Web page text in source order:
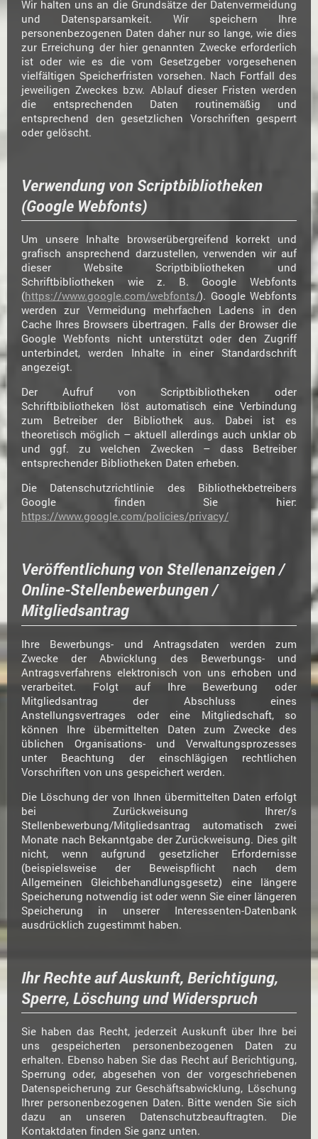
Wir halten uns an die Grundsätze der Datenvermeidung
und Datensparsamkeit. Wir speichern Ihre
personenbezogenen Daten daher nur so lange, wie dies
zur Erreichung der hier genannten Zwecke erforderlich
ist oder wie es die vom Gesetzgeber vorgesehenen
vielfältigen Speicherfristen vorsehen. Nach Fortfall des
jeweiligen Zweckes bzw. Ablauf dieser Fristen werden
die entsprechenden Daten routinemäßig und
entsprechend den gesetzlichen Vorschriften gesperrt
oder gelöscht.
Verwendung von Scriptbibliotheken
(Google Webfonts)
Um unsere Inhalte browserübergreifend korrekt und
grafisch ansprechend darzustellen, verwenden wir auf
dieser Website Scriptbibliotheken und
Schriftbibliotheken wie z. B. Google Webfonts
(https://www.google.com/webfonts/). Google Webfonts
werden zur Vermeidung mehrfachen Ladens in den
Cache Ihres Browsers übertragen. Falls der Browser die
Google Webfonts nicht unterstützt oder den Zugriff
unterbindet, werden Inhalte in einer Standardschrift
angezeigt.
Der Aufruf von Scriptbibliotheken oder
Schriftbibliotheken löst automatisch eine Verbindung
zum Betreiber der Bibliothek aus. Dabei ist es
theoretisch möglich – aktuell allerdings auch unklar ob
und ggf. zu welchen Zwecken – dass Betreiber
entsprechender Bibliotheken Daten erheben.
Die Datenschutzrichtlinie des Bibliothekbetreibers
Google finden Sie hier:
https://www.google.com/policies/privacy/
Veröffentlichung von Stellenanzeigen /
Online-Stellenbewerbungen /
Mitgliedsantrag
Ihre Bewerbungs- und Antragsdaten werden zum
Zwecke der Abwicklung des Bewerbungs- und
Antragsverfahrens elektronisch von uns erhoben und
verarbeitet. Folgt auf Ihre Bewerbung oder
Mitgliedsantrag der Abschluss eines
Anstellungsvertrages oder eine Mitgliedschaft, so
können Ihre übermittelten Daten zum Zwecke des
üblichen Organisations- und Verwaltungsprozesses
unter Beachtung der einschlägigen rechtlichen
Vorschriften von uns gespeichert werden.
Die Löschung der von Ihnen übermittelten Daten erfolgt
bei Zurückweisung Ihrer/s
Stellenbewerbung/Mitgliedsantrag automatisch zwei
Monate nach Bekanntgabe der Zurückweisung. Dies gilt
nicht, wenn aufgrund gesetzlicher Erfordernisse
(beispielsweise der Beweispflicht nach dem
Allgemeinen Gleichbehandlungsgesetz) eine längere
Speicherung notwendig ist oder wenn Sie einer längeren
Speicherung in unserer Interessenten-Datenbank
ausdrücklich zugestimmt haben.
Ihr Rechte auf Auskunft, Berichtigung,
Sperre, Löschung und Widerspruch
Sie haben das Recht, jederzeit Auskunft über Ihre bei
uns gespeicherten personenbezogenen Daten zu
erhalten. Ebenso haben Sie das Recht auf Berichtigung,
Sperrung oder, abgesehen von der vorgeschriebenen
Datenspeicherung zur Geschäftsabwicklung, Löschung
Ihrer personenbezogenen Daten. Bitte wenden Sie sich
dazu an unseren Datenschutzbeauftragten. Die
Kontaktdaten finden Sie ganz unten.